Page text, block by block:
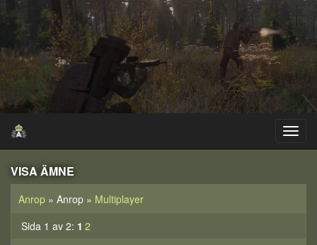
VISA ÄMNE
Anrop » Anrop » Multiplayer
Sida 1 av 2: 1 2